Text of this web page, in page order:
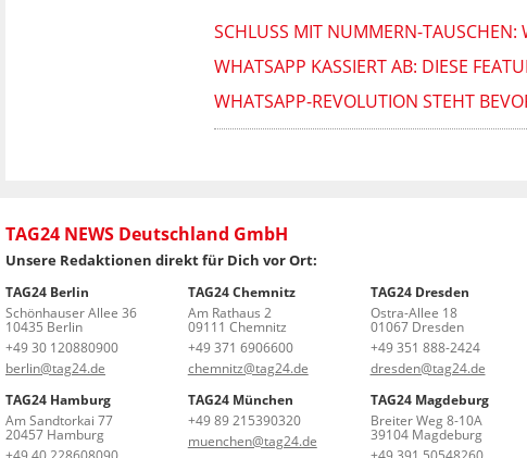
SCHLUSS MIT NUMMERN-
WHATSAPP KASSIERT AB: DIESE
WHATSAPP-REVOLUTION STEHT
TAG24 NEWS Deutschland GmbH
Unsere Redaktionen direkt für Dich vor Ort:
TAG24 Berlin
Schönhauser Allee 36
10435 Berlin
+49 30 120880900
berlin@tag24.de
TAG24 Chemnitz
Am Rathaus 2
09111 Chemnitz
+49 371 6906600
chemnitz@tag24.de
TAG24 Dresden
Ostra-Allee 18
01067 Dresden
+49 351 888-2424
dresden@tag24.de
TAG24 Hamburg
Am Sandtorkai 77
20457 Hamburg
TAG24 München
+49 89 215390320
muenchen@tag24.de
TAG24 Magdeburg
Breiter Weg 8-10A
39104 Magdeburg